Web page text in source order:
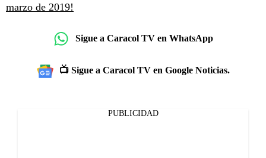
marzo de 2019!
Sigue a Caracol TV en WhatsApp
📺 Sigue a Caracol TV en Google Noticias.
PUBLICIDAD